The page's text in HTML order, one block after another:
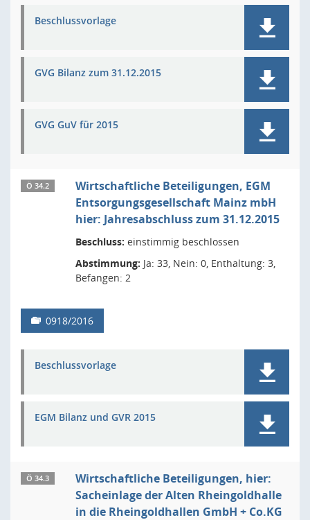
Beschlussvorlage
GVG Bilanz zum 31.12.2015
GVG GuV für 2015
Ö 34.2
Wirtschaftliche Beteiligungen, EGM
Entsorgungsgesellschaft Mainz mbH
hier: Jahresabschluss zum 31.12.2015
Beschluss: einstimmig beschlossen
Abstimmung: Ja: 33, Nein: 0, Enthaltung: 3,
Befangen: 2
0918/2016
Beschlussvorlage
EGM Bilanz und GVR 2015
Ö 34.3
Wirtschaftliche Beteiligungen, hier:
Sacheinlage der Alten Rheingoldhalle
in die Rheingoldhallen GmbH + Co.KG